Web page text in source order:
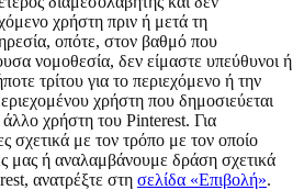
χρήστη πριν ή μετά τη
οπότε, στον βαθμό που
νομοθεσία, δεν είμαστε υπεύθυνοι ή
τρίτου για το περιεχόμενο ή την
χρήστη που δημοσιεύεται
χρήστη του Pinterest. Για
σχετικά με τον τρόπο με τον οποίο
μας ή αναλαμβάνουμε δράση σχετικά
ανατρέξτε στη σελίδα «Επιβολή».